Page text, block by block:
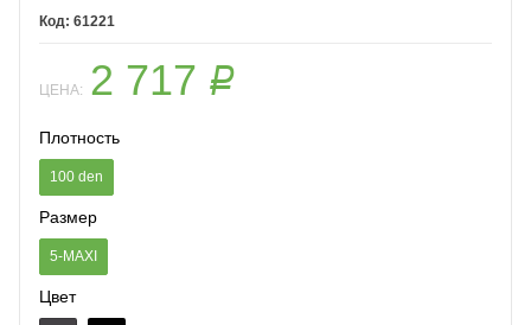
61221
ЦЕНА: 2 717 Р
Плотность
100 den
Размер
5-MAXI
Цвет